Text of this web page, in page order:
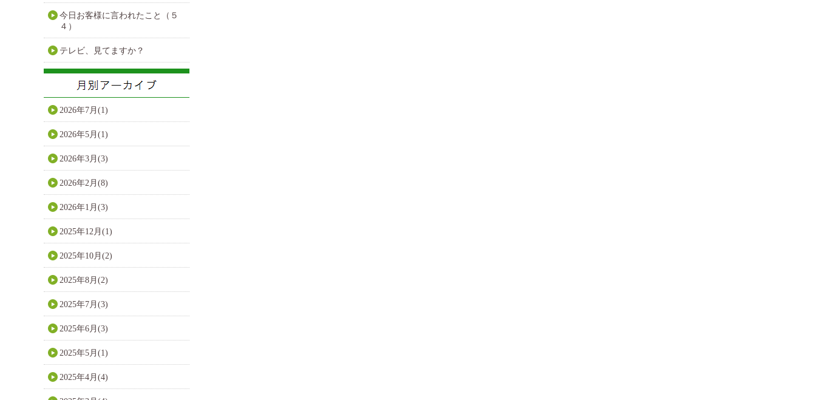
今日お客様に言われたこと（５
４）
テレビ、見てますか？
2026年7月(1)
2026年5月(1)
2026年3月(3)
2026年2月(8)
2026年1月(3)
2025年12月(1)
2025年10月(2)
2025年8月(2)
2025年7月(3)
2025年6月(3)
2025年5月(1)
2025年4月(4)